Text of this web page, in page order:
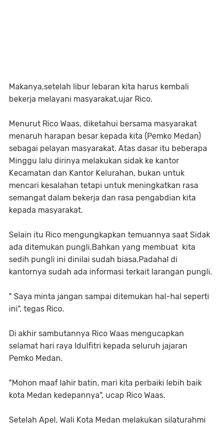
Makanya,setelah libur lebaran kita harus kembali
bekerja melayani masyarakat,ujar Rico.
Menurut Rico Waas, diketahui bersama masyarakat
menaruh harapan besar kepada kita (Pemko Medan)
sebagai pelayan masyarakat. Atas dasar itu beberapa
Minggu lalu dirinya melakukan sidak ke kantor
Kecamatan dan Kantor Kelurahan, bukan untuk
mencari kesalahan tetapi untuk meningkatkan rasa
semangat dalam bekerja dan rasa pengabdian kita
kepada masyarakat.
Selain itu Rico mengungkapkan temuannya saat Sidak
ada ditemukan pungli.Bahkan yang membuat kita
sedih pungli ini dinilai sudah biasa.Padahal di
kantornya sudah ada informasi terkait larangan pungli.
" Saya minta jangan sampai ditemukan hal-hal seperti
ini", tegas Rico.
Di akhir sambutannya Rico Waas mengucapkan
selamat hari raya Idulfitri kepada seluruh jajaran
Pemko Medan.
"Mohon maaf lahir batin, mari kita perbaiki lebih baik
kota Medan kedepannya", ucap Rico Waas.
Setelah Apel, Wali Kota Medan melakukan silaturahmi